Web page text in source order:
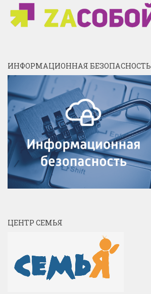
ИНФОРМАЦИОННАЯ БЕЗОПАСНОСТЬ
ЦЕНТР СЕМЬЯ